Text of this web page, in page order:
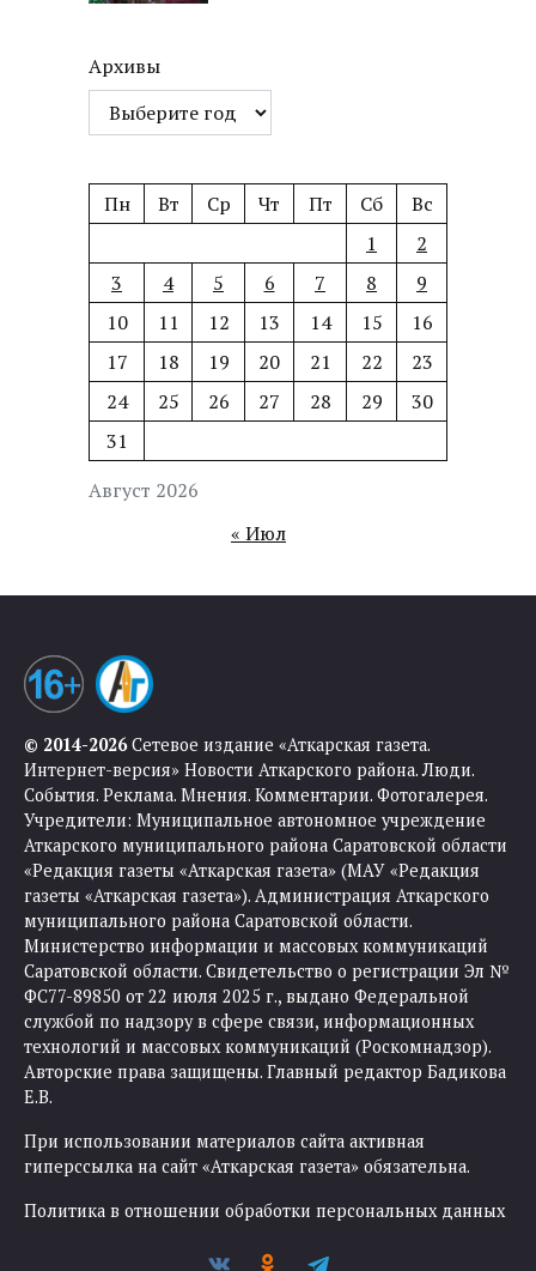
Архивы
Август 2026
Пн Вт Ср Чт Пт Сб
Вс
1
2
3
4 5 6 7 8
9
10
11 12 13 14 15
16
17
18 19 20 21 22
23
24
25 26 27 28 29
30
31
« Июл
© 2014-2026Сетевое издание «Аткарская газета.
Интернет-версия» Новости Аткарского района. Люди.
События. Реклама. Мнения. Комментарии. Фотогалерея.
Учредители: Муниципальное автономное учреждение
Аткарского муниципального района Саратовской области
«Редакция газеты «Аткарская газета» (МАУ «Редакция
газеты «Аткарская газета»). Администрация Аткарского
муниципального района Саратовской области.
Министерство информации и массовых коммуникаций
Саратовской области. Свидетельство о регистрации Эл №
ФС77-89850 от 22 июля 2025 г., выдано Федеральной
службой по надзору в сфере связи, информационных
технологий и массовых коммуникаций (Роскомнадзор).
Авторские права защищены. Главный редактор Бадикова
Е.В.
При использовании материалов сайта активная
гиперссылка на сайт «Аткарская газета» обязательна.
Политика в отношении обработки персональных данных